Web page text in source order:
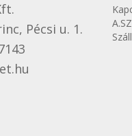
Pécsi u. 1.